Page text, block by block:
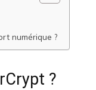
numérique ?
?